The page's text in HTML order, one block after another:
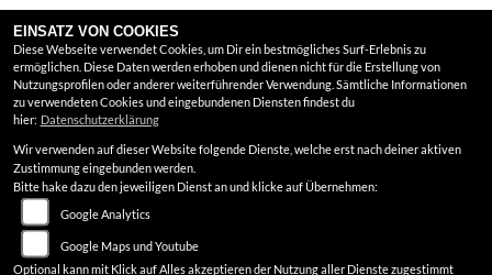
FINDEN SIE UNS
Google Maps
AGB
Impressum
Datenschutz
EINSATZ VON COOKIES
Diese Webseite verwendet Cookies, um Dir ein bestmögliches Surf-Erlebnis zu
ermöglichen. Diese Daten werden erhoben und dienen nicht für die Erstellung von
Nutzungsprofilen oder anderer weiterführender Verwendung. Sämtliche Informationen
zu verwendeten Cookies und eingebundenen Diensten findest du
hier: Datenschutzerklärung
Wir verwenden auf dieser Website folgende Dienste, welche erst nach deiner aktiven
Zustimmung eingebunden werden.
Bitte hake dazu den jeweiligen Dienst an und klicke auf Übernehmen:
Google Analytics
Google Maps und Youtube
Optional kann mit Klick auf Alles akzeptieren der Nutzung aller Dienste zugestimmt